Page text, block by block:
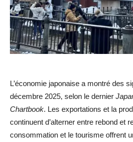
L’économie japonaise a montré des
décembre 2025, selon le dernier
Chartbook. Les exportations et la
continuent d’alterner entre rebond et
consommation et le tourisme offrent